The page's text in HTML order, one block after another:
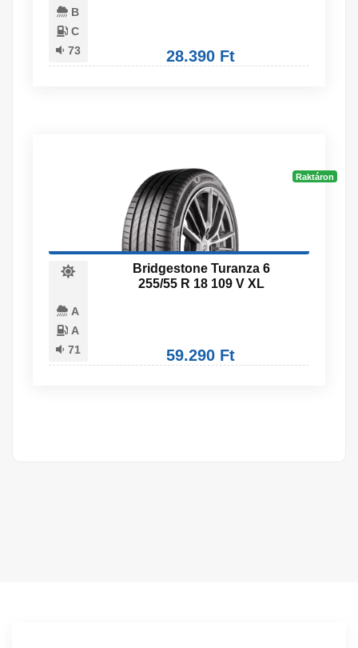
B
C
73
28.390 Ft
Raktáron
A
A
71
Bridgestone Turanza 6
255/55 R 18 109 V XL
59.290 Ft